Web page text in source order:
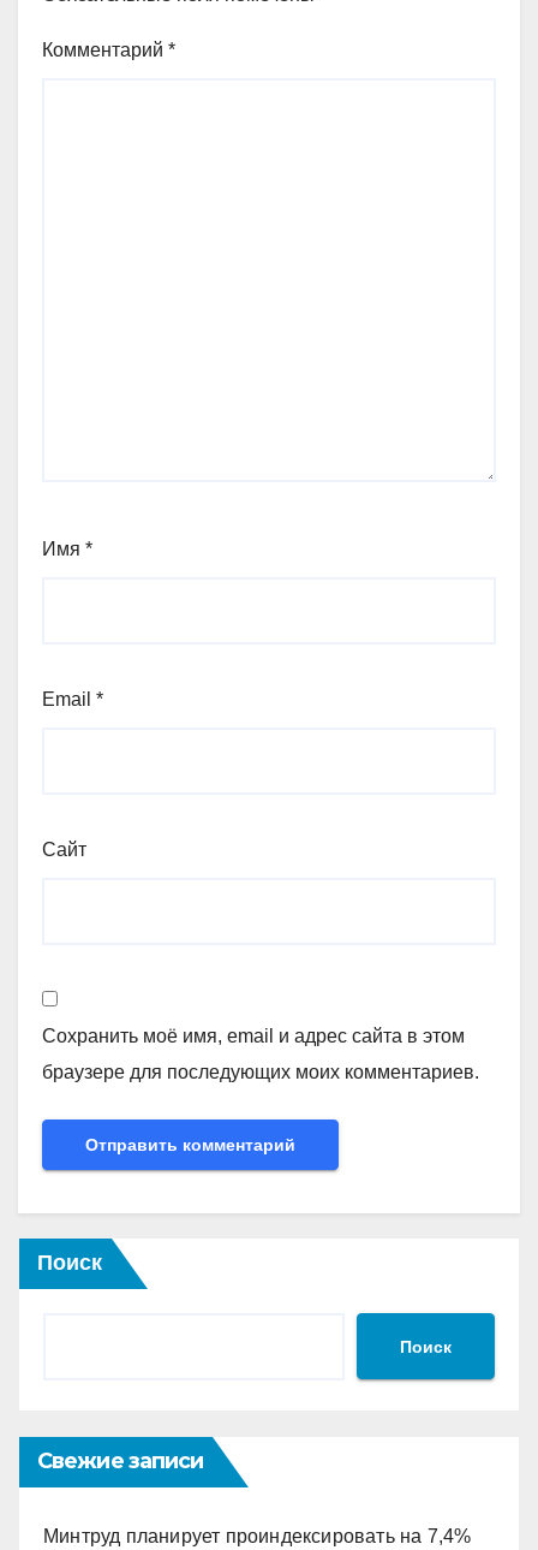
Комментарий *
Имя *
Email *
Сайт
Сохранить моё имя, email и адрес сайта в этом
браузере для последующих моих комментариев.
Поиск
Поиск
Свежие записи
Минтруд планирует проиндексировать на 7,4%